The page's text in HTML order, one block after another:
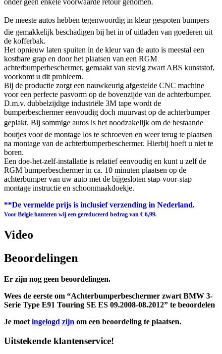
onder geen enkele voorwaarde retour genomen.
De meeste autos hebben tegenwoordig in kleur gespoten bumpers
die gemakkelijk beschadigen bij het in of uitladen van goederen uit
de kofferbak.
Het opnieuw laten spuiten in de kleur van de auto is meestal een
kostbare grap en door het plaatsen van een RGM
achterbumperbeschermer, gemaakt van stevig zwart ABS kunststof,
voorkomt u dit probleem.
Bij de productie zorgt een nauwkeurig afgestelde CNC machine
voor een perfecte pasvorm op de bovenzijde van de achterbumper.
D.m.v. dubbelzijdige industriële 3M tape wordt de
bumperbeschermer eenvoudig doch muurvast op de achterbumper
geplakt. Bij sommige autos is het noodzakelijk om de bestaande
boutjes voor de montage los te schroeven en weer terug te plaatsen
na montage van de achterbumperbeschermer. Hierbij hoeft u niet te
boren.
Een doe-het-zelf-installatie is relatief eenvoudig en kunt u zelf de
RGM bumperbeschermer in ca. 10 minuten plaatsen op de
achterbumper van uw auto met de bijgesloten stap-voor-stap
montage instructie en schoonmaakdoekje.
**De vermelde prijs is inclusief verzending in Nederland.
Voor Belgie hanteren wij een gereduceerd bedrag van € 6,99.
Video
Beoordelingen
Er zijn nog geen beoordelingen.
Wees de eerste om “Achterbumperbeschermer zwart BMW 3-
Serie Type E91 Touring SE ES 09.2008-08.2012” te beoordelen
Je moet ingelogd zijn om een beoordeling te plaatsen.
Uitstekende klantenservice!